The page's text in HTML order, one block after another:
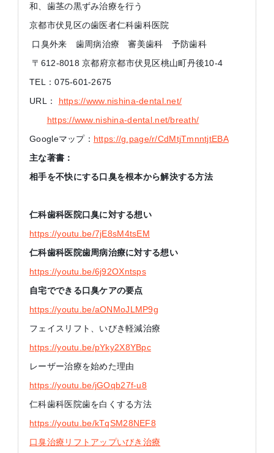
和、歯茎の黒ずみ治療を行う
京都市伏見区の歯医者仁科歯科医院
口臭外来 歯周病治療 審美歯科 予防歯科
〒612-8018 京都府京都市伏見区桃山町丹後10-4
TEL：075-601-2675
URL： https://www.nishina-dental.net/
https://www.nishina-dental.net/breath/
Googleマップ： https://g.page/r/CdMtjTmnntjtEBA
主な著書：
相手を不快にする口臭を根本から解決する方法
仁科歯科医院口臭に対する想い
https://youtu.be/7jE8sM4tsEM
仁科歯科医院歯周病治療に対する想い
https://youtu.be/6j92OXntsps
自宅でできる口臭ケアの要点
https://youtu.be/aONMoJLMP9g
フェイスリフト、いびき軽減治療
https://youtu.be/pYky2X8YBpc
レーザー治療を始めた理由
https://youtu.be/jGOqb27f-u8
仁科歯科医院歯を白くする方法
https://youtu.be/kTqSM28NEF8
口臭治療リフトアップいびき治療